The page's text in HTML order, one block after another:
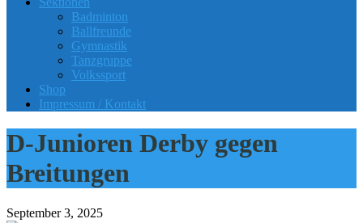
Badminton
Ballfreunde
Gymnastik
Tanzgruppe
Volkssport
Shop
Impressum / Kontakt
D-Junioren Derby gegen
Breitungen
September 3, 2025